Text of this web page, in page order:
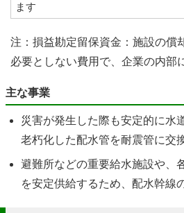
ます
注：損益勘定留保資金：施設の償
必要としない費用で、企業の内部
主な事業
災害が発生した際も安定的に水
老朽化した配水管を耐震管に交
避難所などの重要給水施設や、
を安定供給するため、配水幹線